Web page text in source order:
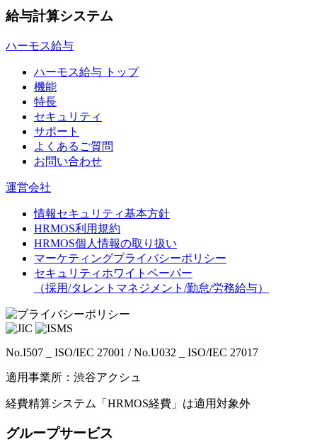
給与計算システム
ハーモス給与
ハーモス給与 トップ
機能
特長
セキュリティ
サポート
よくあるご質問
お問い合わせ
運営会社
情報セキュリティ基本方針
HRMOS利用規約
HRMOS個人情報の取り扱い
マーケティングプライバシーポリシー
セキュリティホワイトペーパー
（採用/タレントマネジメント/勤怠/労務給与）
No.I507 _ ISO/IEC 27001 / No.U032 _ ISO/IEC 27017
適用事業所：渋谷アクシュ
経費精算システム「HRMOS経費」は適用対象外
グループサービス